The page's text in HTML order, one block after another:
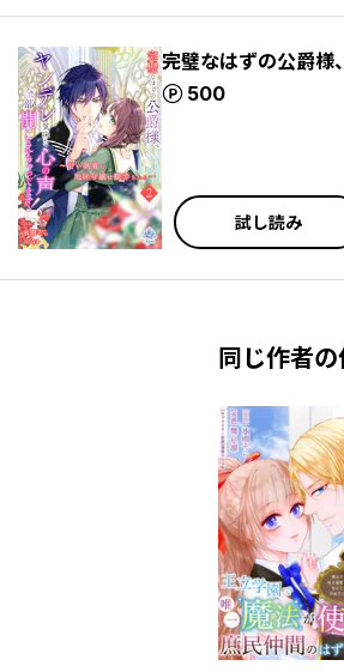
完璧なはずの公爵様
500
ポイント
試し読み
同じ作者